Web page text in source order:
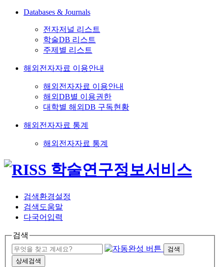
Databases & Journals
전자저널 리스트
학술DB 리스트
주제별 리스트
해외전자자료 이용안내
해외전자자료 이용안내
해외DB별 이용권한
대학별 해외DB 구독현황
해외전자자료 통계
해외전자자료 통계
검색환경설정
검색도움말
다국어입력
검색
검색
상세검색